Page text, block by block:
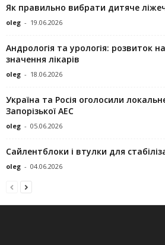
Як правильно вибрати дитяче
oleg - 19.06.2026
Андрологія та урологія: розвиток
значення лікарів
oleg - 18.06.2026
Україна та Росія оголосили
Запорізької АЕС
oleg - 05.06.2026
Сайлентблоки і втулки для
oleg - 04.06.2026